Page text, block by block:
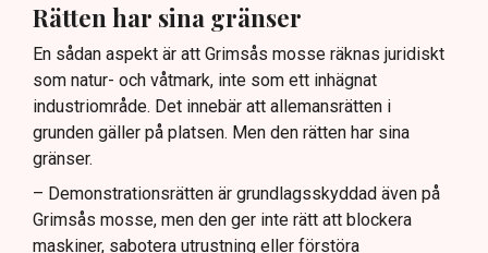
Rätten har sina gränser
En sådan aspekt är att Grimsås mosse räknas juridiskt
som natur- och våtmark, inte som ett inhägnat
industriområde. Det innebär att allemansrätten i
grunden gäller på platsen. Men den rätten har sina
gränser.
– Demonstrationsrätten är grundlagsskyddad även på
Grimsås mosse, men den ger inte rätt att blockera
maskiner, sabotera utrustning eller förstöra